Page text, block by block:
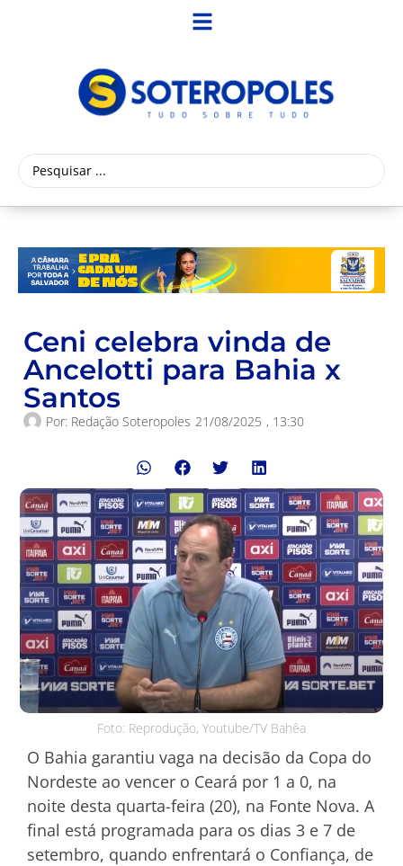
Ceni celebra vinda de
Ancelotti para Bahia x
Santos
Por: Redação Soteropoles 21/08/2025 , 13:30
Foto: Reprodução, Youtube/TV Bahêa
O Bahia garantiu vaga na decisão da Copa do
Nordeste ao vencer o Ceará por 1 a 0, na
noite desta quarta-feira (20), na Fonte Nova. A
final está programada para os dias 3 e 7 de
setembro, quando enfrentará o Confiança, de